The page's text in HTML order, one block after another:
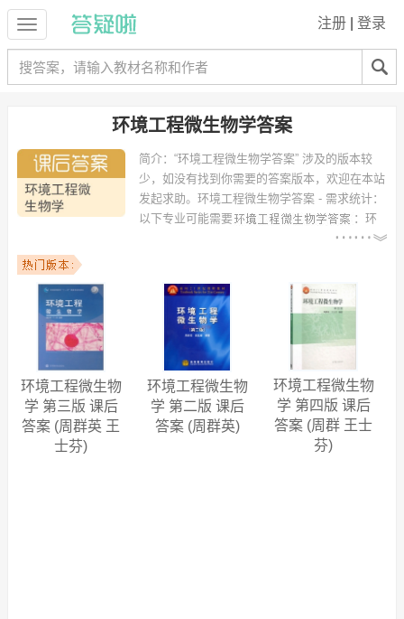
注册 登录
环境工程微生物学答案
简介： “环境工程微生物学答案” 涉及的版本较
少，如没有找到你需要的答案版本，欢迎在本站
发起求助。 环境工程微生物学答案 - 需求统计：
以下专业可能需要
：环
境工程、环境科学、给水排水工程、给排水科学与工程、化学工程与工
艺、自动控制、环境监测与评价、111111、焊接技术与工程、工业工程
等专业。
以下学校的同学下载过
环境工程微生物学答案
：南昌大学、广东工业大
学、武汉科技大学、内蒙古工业大学、重庆工商大学、河海大学、肇庆
学院、昆明理工大学、武汉工程大学、唐山学院 等。
环境工程微生物
学 第三版 课后
答案 (周群英 王
士芬)
环境工程微生物
学 第二版 课后
答案 (周群英)
环境工程微生物
学 第四版 课后
答案 (周群 王士
芬)